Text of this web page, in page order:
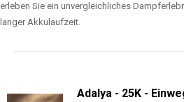
erleben Sie ein unvergleichliches
langer Akkulaufzeit.
Adalya - 25K -